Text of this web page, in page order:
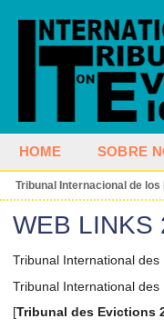
HOME SOBRE
Tribunal Internacional de los
WEB LINKS
Tribunal International
Tribunal International
[Tribunal des Evictions